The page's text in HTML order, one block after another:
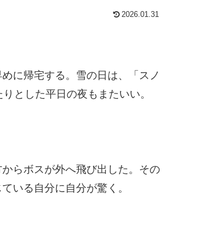
2026.01.31
に帰宅する。雪の日は、「スノ
とした平日の夜もまたいい。
らボスが外へ飛び出した。その
いる自分に自分が驚く。